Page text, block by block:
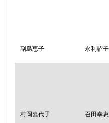
副島恵子 永利詔子
村岡嘉代子 召田幸恵